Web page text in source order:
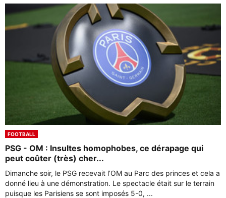
FOOTBALL
PSG - OM : Insultes homophobes, ce dérapage qui
peut coûter (très) cher...
Dimanche soir, le PSG recevait l’OM au Parc des princes et cela a
donné lieu à une démonstration. Le spectacle était sur le terrain
puisque les Parisiens se sont imposés 5-0, ...